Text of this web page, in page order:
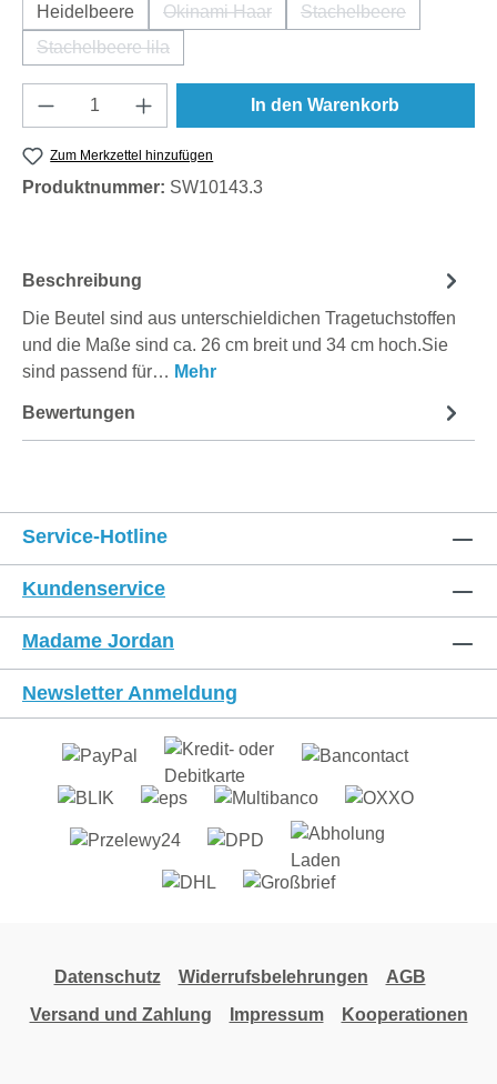
Heidelbeere
Okinami Haar
(Diese Option ist zurzeit nicht
Stachelbeere
(Diese Option ist
Stachelbeere lila
(Diese Option ist zurzeit nicht verfügbar.)
Produkt Anzahl: Gib den gewünschten
In den Warenkorb
Zum Merkzettel hinzufügen
Produktnummer: SW10143.3
Beschreibung
Die Beutel sind aus unterschieldichen Tragetuchstoffen
und die Maße sind ca. 26 cm breit und 34 cm hoch.Sie
sind passend für… Mehr
Bewertungen
Service-Hotline
Kundenservice
Madame Jordan
Newsletter Anmeldung
Datenschutz Widerrufsbelehrungen
AGB
Versand und Zahlung
Impressum Kooperationen